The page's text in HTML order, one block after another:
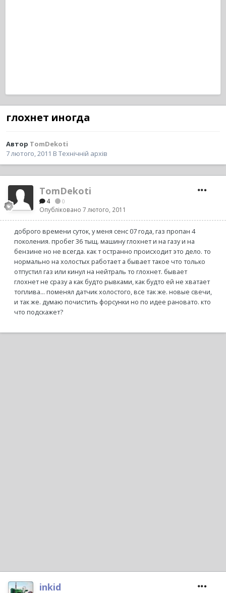
глохнет иногда
Автор TomDekoti
7 лютого, 2011 В Технічній архів
TomDekoti
4 0
Опубліковано 7 лютого, 2011
доброго времени суток, у меня сенс 07 года, газ пропан 4
поколения. пробег 36 тыщ. машину глохнет и на газу и на
бензине но не всегда. как т остранно происходит это дело. то
нормально на холостых работает а бывает такое что только
отпустил газ или кинул на нейтраль то глохнет. бывает
глохнет не сразу а как будто рывками, как будто ей не хватает
топлива... поменял датчик холостого, все так же. новые свечи,
и так же. думаю почистить форсунки но по идее рановато. кто
что подскажет?
inkid